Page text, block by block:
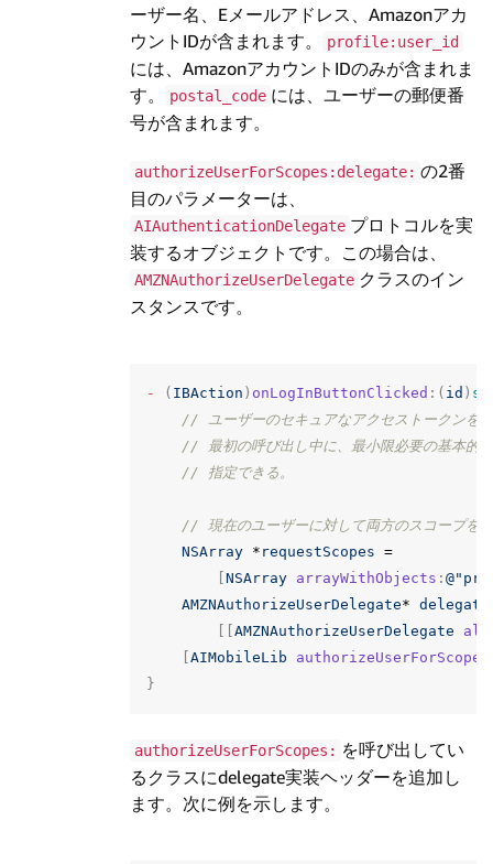
ーザー名、Eメールアドレス、Amazonアカ
ウントIDが含まれます。
profile:user_id
には、AmazonアカウントIDのみが含まれま
す。
postal_code には、ユーザーの郵便番
号が含まれます。
authorizeUserForScopes:delegate: の2番
目のパラメーターは、
AIAuthenticationDelegate プロトコルを実
装するオブジェクトです。この場合は、
AMZNAuthorizeUserDelegate クラスのイン
スタンスです。
- ( IBAction ) onLogInButtonClicked :( id )
// ユーザーのセキュアなアクセストークンを
// 最初の呼び出し中に、最小限必要の基本的
// 指定できる。
// 現在のユーザーに対して両方のスコープを
NSArray * requestScopes =
NSArray arrayWithObjects :
AMZNAuthorizeUserDelegate* delegate
AMZNAuthorizeUserDelegate
AIMobileLib authorizeUserForScopes
}
authorizeUserForScopes: を呼び出してい
るクラスにdelegate実装ヘッダーを追加し
ます。次に例を示します。